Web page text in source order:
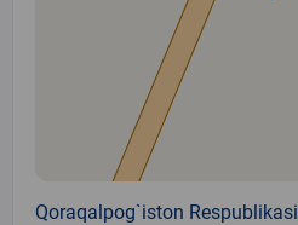
Qoraqalpog`iston